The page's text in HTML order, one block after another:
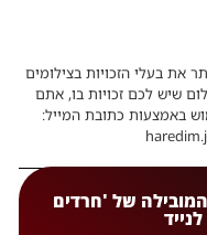
את בעלי הזכויות בצילומים
שיש לכם זכויות בו, אתם
באמצעות כתובת המייל:
של 'חרדים